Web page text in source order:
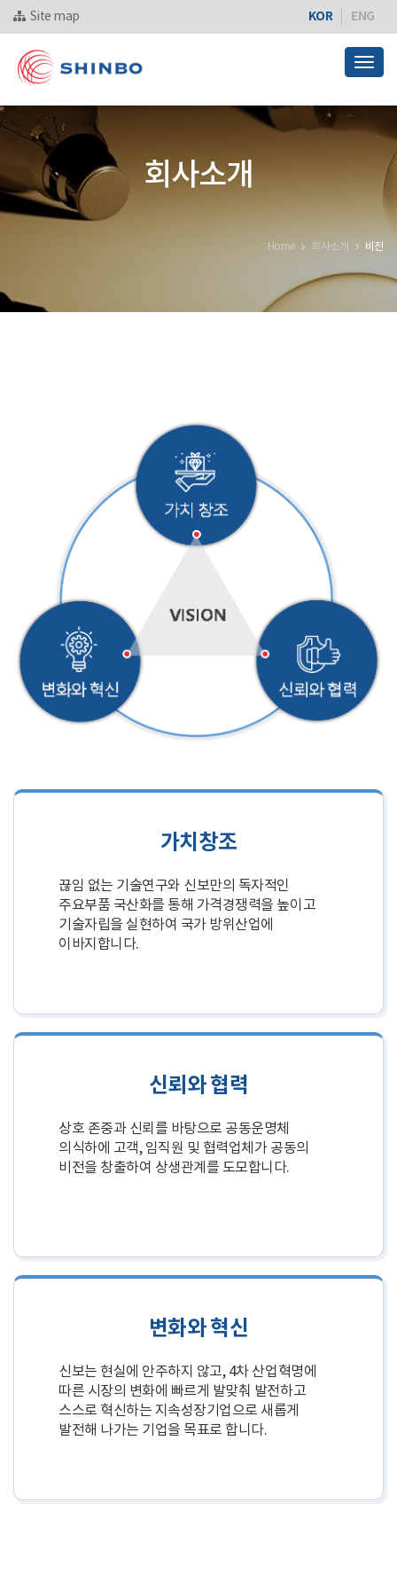
Site map KOR ENG
회사소개
Home 회사소개 비전
가치창조
끊임 없는 기술연구와 신보만의 독자적인
주요부품 국산화를 통해 가격경쟁력을 높이고
기술자립을 실현하여 국가 방위산업에
이바지합니다.
신뢰와 협력
상호 존중과 신뢰를 바탕으로 공동운명체
의식하에 고객, 임직원 및 협력업체가 공동의
비전을 창출하여 상생관계를 도모합니다.
변화와 혁신
신보는 현실에 안주하지 않고, 4차 산업혁명에
따른 시장의 변화에 빠르게 발맞춰 발전하고
스스로 혁신하는 지속성장기업으로 새롭게
발전해 나가는 기업을 목표로 합니다.